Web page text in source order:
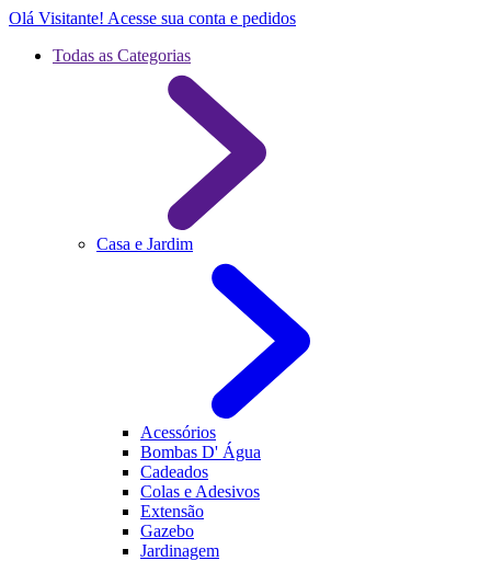
Olá Visitante! Acesse sua conta e pedidos
Todas as Categorias
Casa e Jardim
Acessórios
Bombas D' Água
Cadeados
Colas e Adesivos
Extensão
Gazebo
Jardinagem